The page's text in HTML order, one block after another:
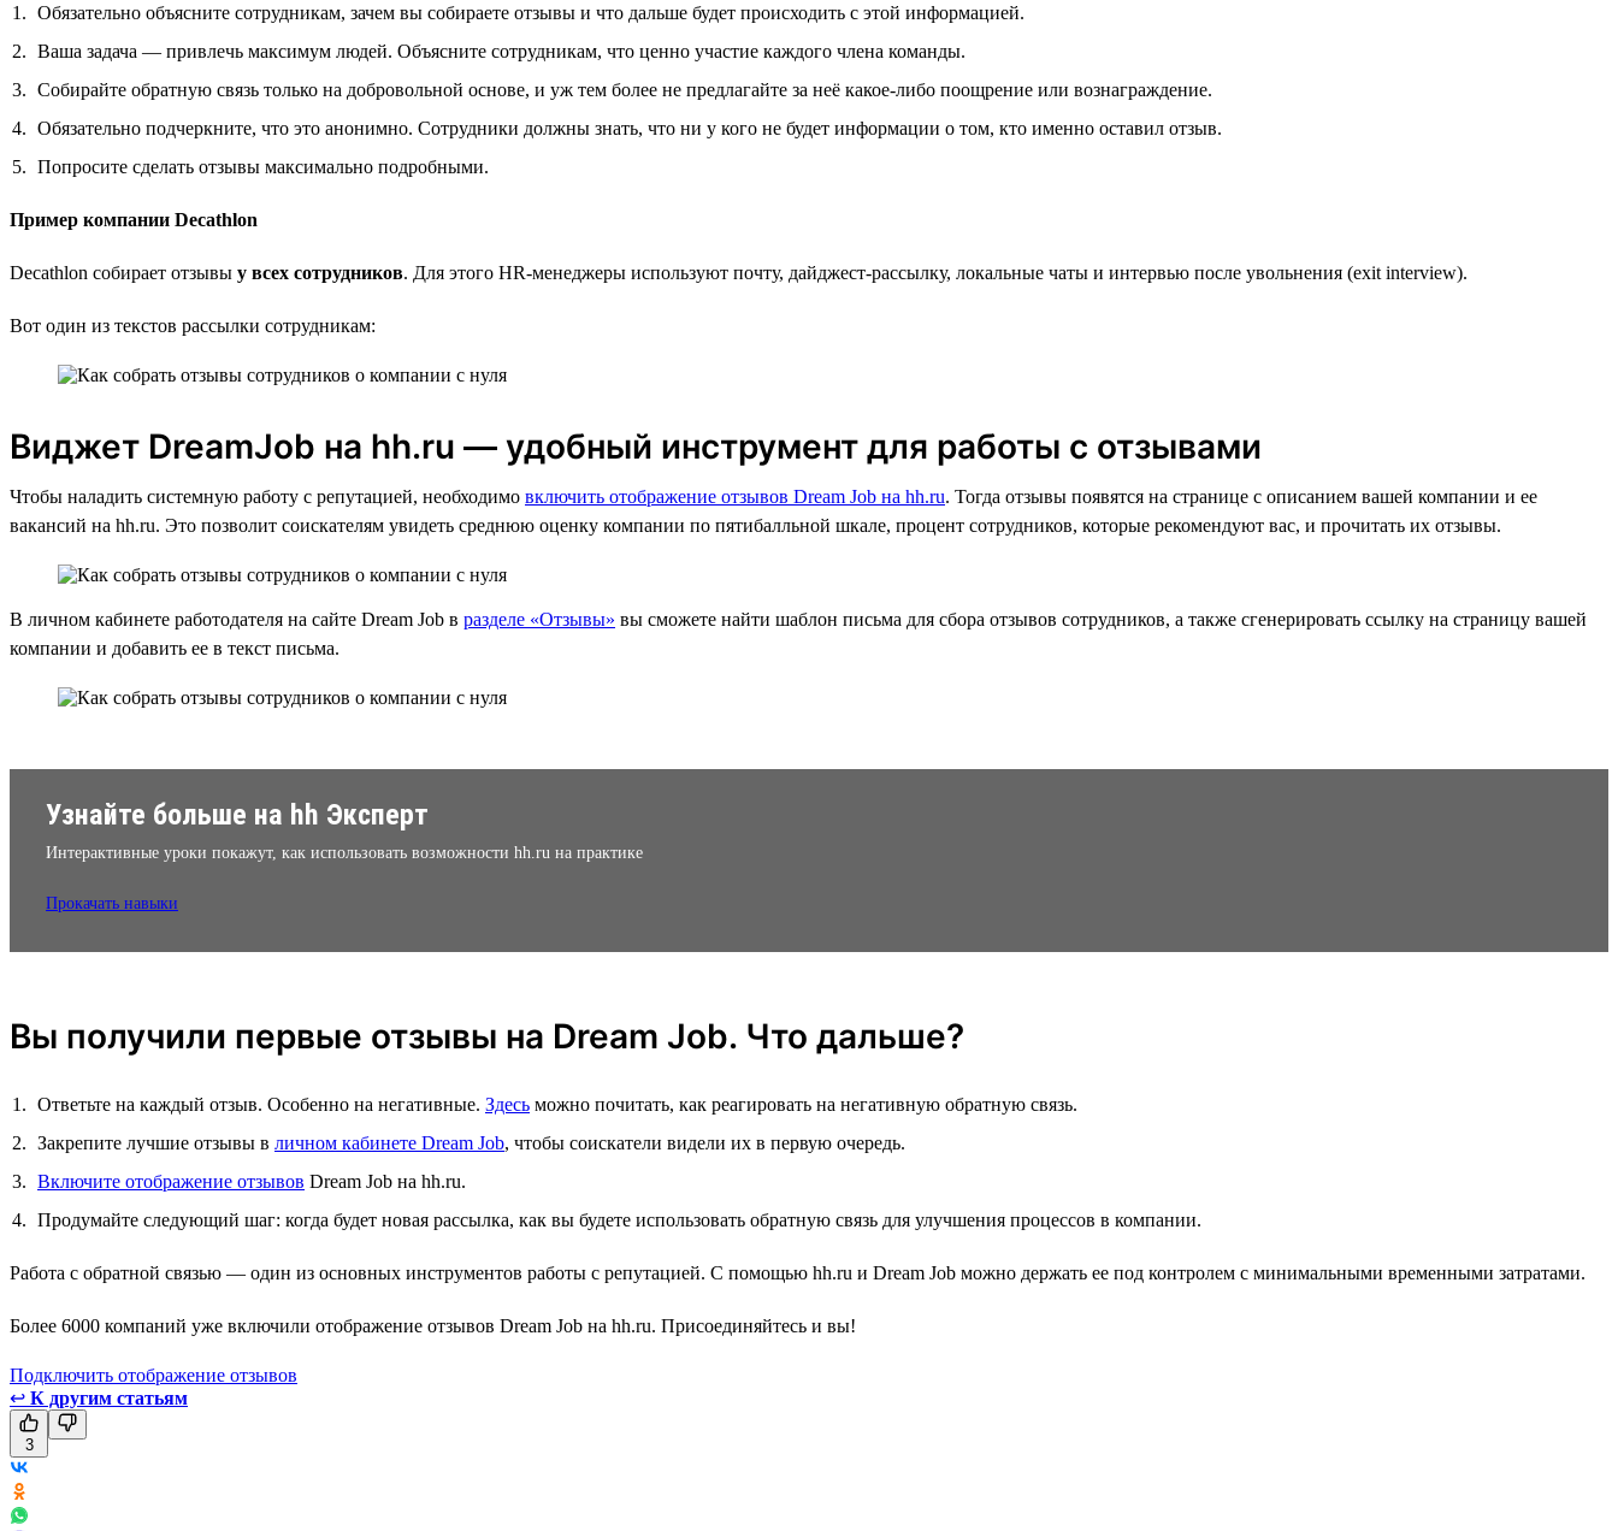
Обязательно объясните сотрудникам, зачем вы собираете отзывы и что дальше будет происходить с этой информацией.
Ваша задача — привлечь максимум людей. Объясните сотрудникам, что ценно участие каждого члена команды.
Собирайте обратную связь только на добровольной основе, и уж тем более не предлагайте за неё какое-либо поощрение или вознаграждение.
Обязательно подчеркните, что это анонимно. Сотрудники должны знать, что ни у кого не будет информации о том, кто именно оставил отзыв.
Попросите сделать отзывы максимально подробными.
Пример компании Decathlon
Decathlon собирает отзывы у всех сотрудников. Для этого HR-менеджеры используют почту, дайджест-рассылку, локальные чаты и интервью после увольнения (exit interview).
Вот один из текстов рассылки сотрудникам:
Виджет DreamJob на hh.ru — удобный инструмент для работы с отзывами
Чтобы наладить системную работу с репутацией, необходимо включить отображение отзывов Dream Job на hh.ru. Тогда отзывы появятся на странице с описанием вашей компании и ее
вакансий на hh.ru. Это позволит соискателям увидеть среднюю оценку компании по пятибалльной шкале, процент сотрудников, которые рекомендуют вас, и прочитать их отзывы.
В личном кабинете работодателя на сайте Dream Job в разделе «Отзывы» вы сможете найти шаблон письма для сбора отзывов сотрудников, а также сгенерировать ссылку на страницу вашей
компании и добавить ее в текст письма.
Узнайте больше на hh Эксперт
Интерактивные уроки покажут, как использовать возможности hh.ru на практике
Прокачать навыки
Вы получили первые отзывы на Dream Job. Что дальше?
Ответьте на каждый отзыв. Особенно на негативные. Здесь можно почитать, как реагировать на негативную обратную связь.
Закрепите лучшие отзывы в личном кабинете Dream Job, чтобы соискатели видели их в первую очередь.
Включите отображение отзывов Dream Job на hh.ru.
Продумайте следующий шаг: когда будет новая рассылка, как вы будете использовать обратную связь для улучшения процессов в компании.
Работа с обратной связью — один из основных инструментов работы с репутацией. C помощью hh.ru и Dream Job можно держать ее под контролем с минимальными временными затратами.
Более 6000 компаний уже включили отображение отзывов Dream Job на hh.ru. Присоединяйтесь и вы!
Подключить отображение отзывов
↩ К другим статьям
3